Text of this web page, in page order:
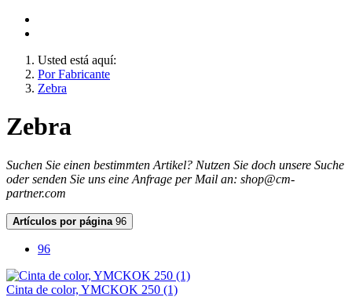
Usted está aquí:
Por Fabricante
Zebra
Zebra
Suchen Sie einen bestimmten Artikel? Nutzen Sie doch unsere Suche
oder senden Sie uns eine Anfrage per Mail an: shop@cm-
partner.com
Artículos por página 96
96
Cinta de color, YMCKOK 250 (1)